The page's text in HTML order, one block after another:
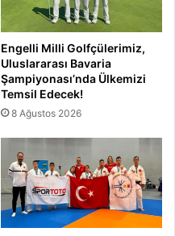
Engelli Milli Golfçülerimiz,
Uluslararası Bavaria
Şampiyonası’nda Ülkemizi
Temsil Edecek!
8 Ağustos 2026